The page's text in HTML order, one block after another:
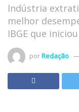
Indústria
melhor
IBGE que
porRedação